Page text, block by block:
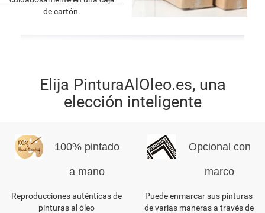
de cartón.
Elija PinturaAlOleo.es, una
elección inteligente
100% pintado
a mano
Reproducciones auténticas de
pinturas al óleo
Opcional con
marco
Puede enmarcar sus pinturas
de varias maneras a través de